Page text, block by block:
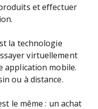
et effectuer
la technologie
virtuellement
application mobile.
ou à distance.
le même : un achat